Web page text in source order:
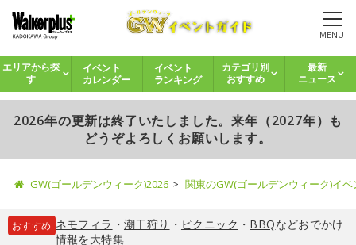
MENU
エリアから探
す
イベント
カレンダー
イベント
ランキング
カテゴリ別
おすすめ
最新
ニュース
2026年の更新は終了いたしました。来年（2027年）も
どうぞよろしくお願いします。
GW(ゴールデンウィーク)2026 関東のGW(ゴールデンウィーク)イ
おすすめ ネモフィラ ・ 潮干狩り ・ ピクニック ・ BBQなどおでかけ
情報を大特集